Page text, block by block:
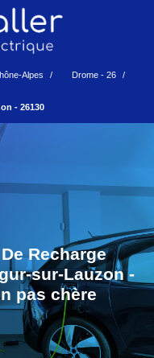
Alpes Drome - 26
- 26130
Recharge
sur-Lauzon -
pas chère